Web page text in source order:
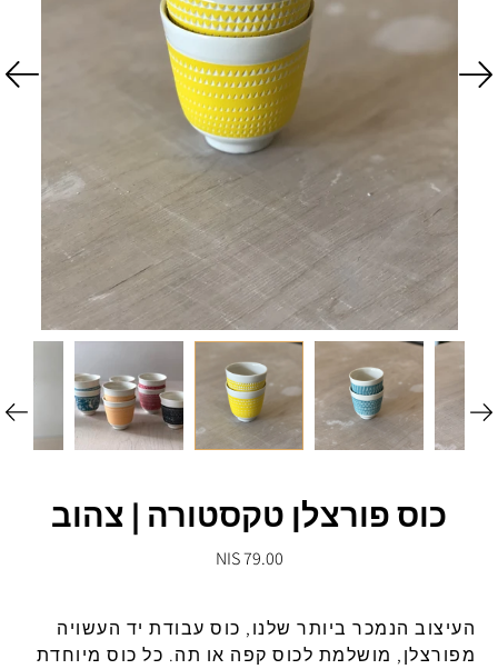
כוס פורצלן טקסטורה | צהוב
79.00 NIS
העיצוב הנמכר ביותר שלנו, כוס עבודת יד העשויה
מפורצלן, מושלמת לכוס קפה או תה. כל כוס מיוחדת